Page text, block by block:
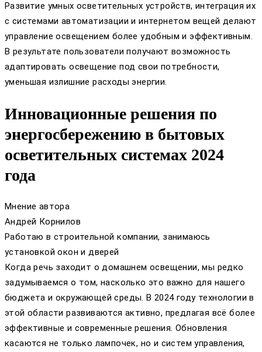
Развитие умных осветительных устройств, интеграция их
с системами автоматизации и интернетом вещей делают
управление освещением более удобным и эффективным.
В результате пользователи получают возможность
адаптировать освещение под свои потребности,
уменьшая излишние расходы энергии.
Инновационные решения по
энергосбережению в бытовых
осветительных системах 2024
года
Мнение автора
Андрей Корнилов
Работаю в строительной компании, занимаюсь
установкой окон и дверей
Когда речь заходит о домашнем освещении, мы редко
задумываемся о том, насколько это важно для нашего
бюджета и окружающей среды. В 2024 году технологии в
этой области развиваются активно, предлагая всё более
эффективные и современные решения. Обновления
касаются не только лампочек, но и систем управления,